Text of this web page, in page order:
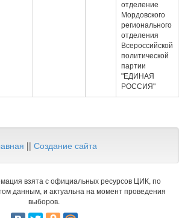
отделение
Мордовского
регионального
отделения
Всероссийской
политической
партии
"ЕДИНАЯ
РОССИЯ"
|| Создание сайта
взята с официальных ресурсов ЦИК, по
данным, и актуальна на момент проведения
выборов.